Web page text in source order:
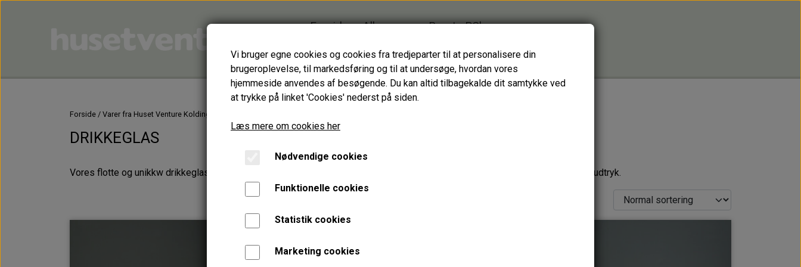
Forside Alle varer
HJÆLPEMIDLER
HAGESMÆKKE standardfarver
HAGESMÆKKE specialfarver & mønstre
SPISESTYKKER
ANDRE HJÆLPEMIDLER
GENBRUGT IT
STATIONÆRE
Brugte PC'er
Firmagaver
Glasprodukter
Forside Varer fra Huset Venture Kolding
DRIKKEGLAS
Vores flotte og unikkw drikkeglas er lavet af brugte vinflasker fra Danmark. Derfor har h vert glas sin egen sjæl og sit helt eget udtryk.
Vi bruger egne cookies og cookies fra tredjeparter til at personalisere din
brugeroplevelse, til markedsføring og til at undersøge, hvordan vores
hjemmeside anvendes af besøgende. Du kan altid tilbagekalde dit samtykke ved
at trykke på linket 'Cookies' nederst på siden.
Læs mere om cookies her
Nødvendige cookies
Funktionelle cookies
Statistik cookies
Marketing cookies